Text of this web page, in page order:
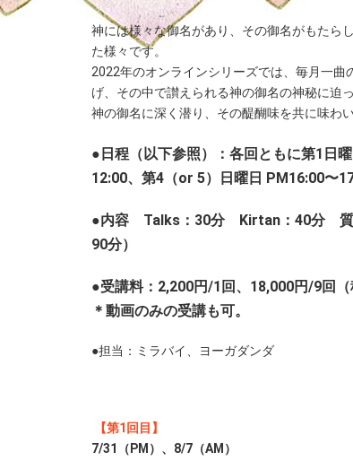
神には様々な御名があり、その御名がもたら
た様々です。
2022年のオンラインシリーズでは、毎月一曲
げ、その中で讃えられる神の御名の神秘に迫
神の御名に深く潜り、その醍醐味を共に味わ
●日程（以下参照）：各回ともに第1日
12:00、第4（or 5）日曜日 PM16:00〜
●内容 Talks：30分 Kirtan：40分 質
90分）
●受講料：2,200円/1回、18,000円/9回（
＊動画のみの受講も可。
●担当：ミラバイ、ヨーガダンダ
【第1回目】
7/31（PM）、8/7（AM）